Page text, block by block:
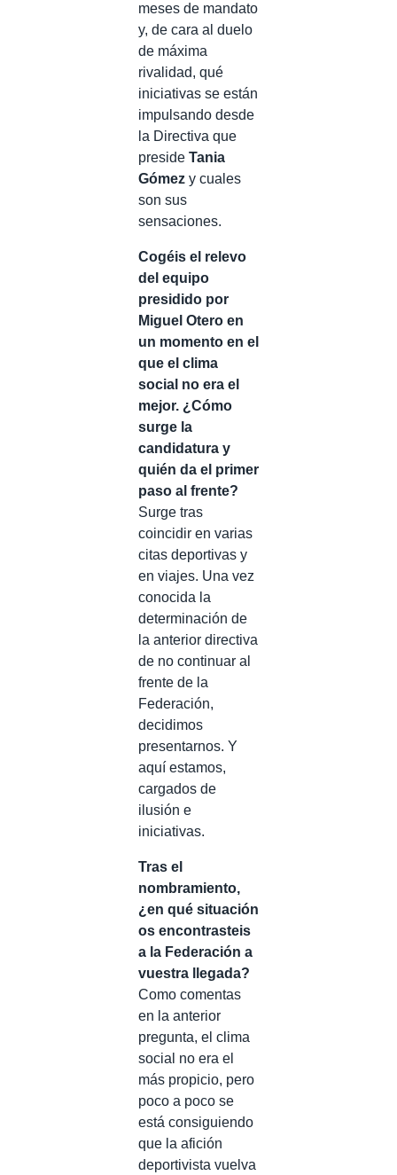
meses de mandato
y, de cara al duelo
de máxima
rivalidad, qué
iniciativas se están
impulsando desde
la Directiva que
preside Tania
Gómez y cuales
son sus
sensaciones.
Cogéis el relevo
del equipo
presidido por
Miguel Otero en
un momento en el
que el clima
social no era el
mejor. ¿Cómo
surge la
candidatura y
quién da el primer
paso al frente?
Surge tras
coincidir en varias
citas deportivas y
en viajes. Una vez
conocida la
determinación de
la anterior directiva
de no continuar al
frente de la
Federación,
decidimos
presentarnos. Y
aquí estamos,
cargados de
ilusión e
iniciativas.
Tras el
nombramiento,
¿en qué situación
os encontrasteis
a la Federación a
vuestra llegada?
Como comentas
en la anterior
pregunta, el clima
social no era el
más propicio, pero
poco a poco se
está consiguiendo
que la afición
deportivista vuelva